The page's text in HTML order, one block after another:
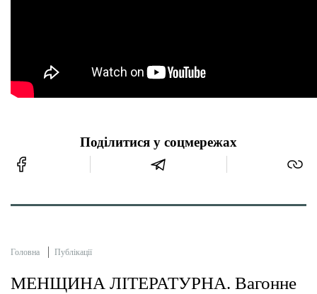
Поділитися у соцмережах
Головна Публікації
МЕНЩИНА ЛІТЕРАТУРНА. Вагонне